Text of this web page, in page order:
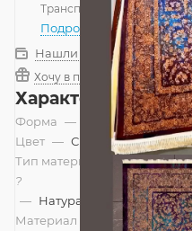
Транспортной компанией
Подробнее
Нашли дешевле?
Хочу в подарок
Характеристики
Форма —
Прямоугольник
Цвет — Синий, Золотой
Тип материала
?
— Натуральный
Материал
Вискоза